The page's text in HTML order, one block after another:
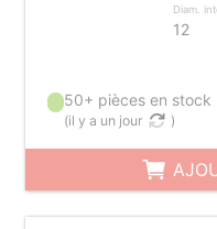
Diam.
12
50+ pièces en stock
(il y a un jour )